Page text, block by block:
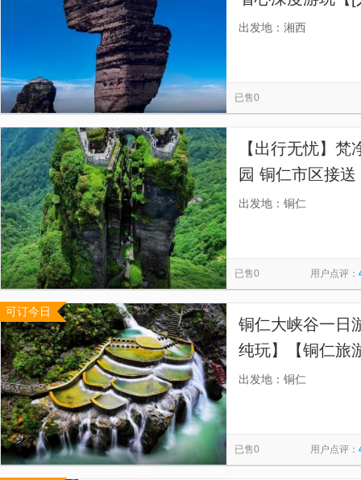
吧！宗教圣地！
出发地：湘西
已售0
【出行无忧】
园 铜仁市区接
出发地：铜仁
已售0 用户点评：
可订今日
铜仁大峡谷一日
纯玩】【铜仁旅
出发地：铜仁
已售0 用户点评：